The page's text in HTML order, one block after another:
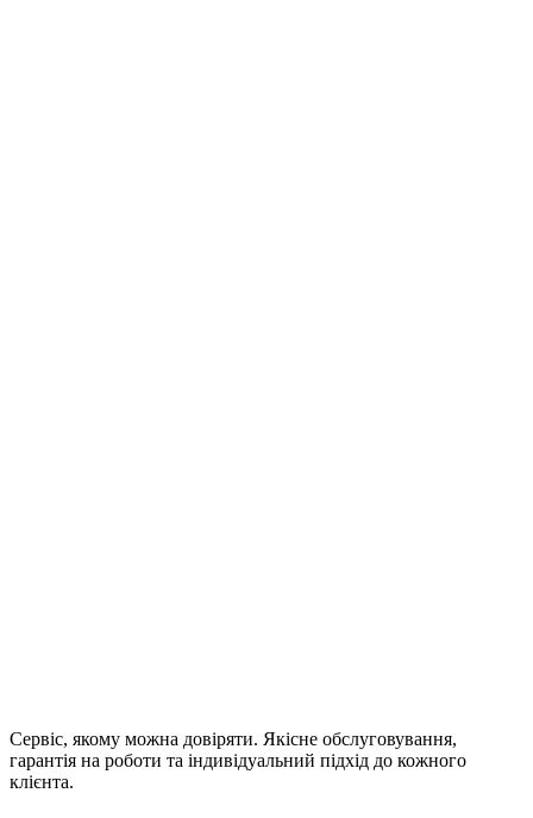
Сервіс, якому можна довіряти. Якісне обслуговування,
гарантія на роботи та індивідуальний підхід до кожного
клієнта.